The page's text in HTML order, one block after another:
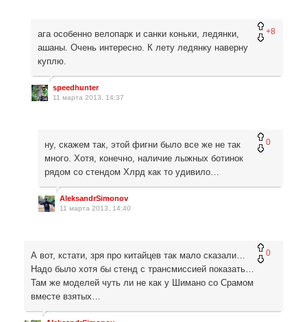
+8
ага особенно велопарк и санки коньки, ледянки,
ашаны. Очень интересно. К лету ледянку наверну
куплю.
speedhunter
11 марта 2013, 14:37
0
ну, скажем так, этой фигни было все же не так
много. Хотя, конечно, наличие лыжных ботинок
рядом со стендом Хлрд как то удивило…
AleksandrSimonov
11 марта 2013, 14:40
0
А вот, кстати, зря про китайцев так мало сказали…
Надо было хотя бы стенд с трансмиссией показать…
Там же моделей чуть ли не как у Шимано со Срамом
вместе взятых…